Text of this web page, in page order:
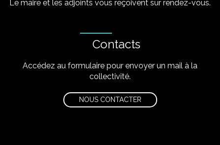
Le maire et les adjoints vous reçoivent sur rendez-vous.
Contacts
Accédez au formulaire pour envoyer un mail à la
collectivité.
NOUS CONTACTER